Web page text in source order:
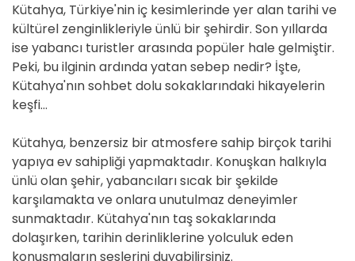
Kütahya, Türkiye'nin iç kesimlerinde yer alan tarihi ve
kültürel zenginlikleriyle ünlü bir şehirdir. Son yıllarda
ise yabancı turistler arasında popüler hale gelmiştir.
Peki, bu ilginin ardında yatan sebep nedir? İşte,
Kütahya'nın sohbet dolu sokaklarındaki hikayelerin
keşfi…
Kütahya, benzersiz bir atmosfere sahip birçok tarihi
yapıya ev sahipliği yapmaktadır. Konuşkan halkıyla
ünlü olan şehir, yabancıları sıcak bir şekilde
karşılamakta ve onlara unutulmaz deneyimler
sunmaktadır. Kütahya'nın taş sokaklarında
dolaşırken, tarihin derinliklerine yolculuk eden
konuşmaların seslerini duyabilirsiniz.